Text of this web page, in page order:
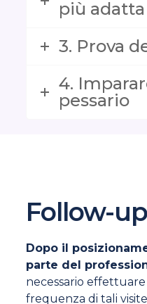
più adatta
3. Prova
4.
pessario
Follow-up
Dopo il
parte del
necessario
frequenza di tali